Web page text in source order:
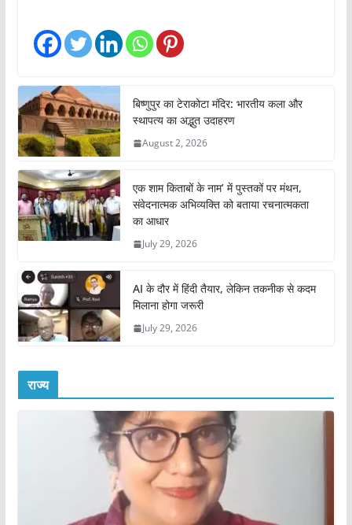
n
…
बिष्णुपुर का टेराकोटा मंदिर: भारतीय कला और
स्थापत्य का अद्भुत उदाहरण
August 2, 2026
एक शाम किताबों के नाम’ में पुस्तकों पर मंथन,
संवेदनात्मक अभिव्यक्ति को बताया रचनात्मकता
का आधार
July 29, 2026
AI के दौर में हिंदी तैयार, लेकिन तकनीक से कदम
मिलाना होगा जरूरी
July 29, 2026
राज्य